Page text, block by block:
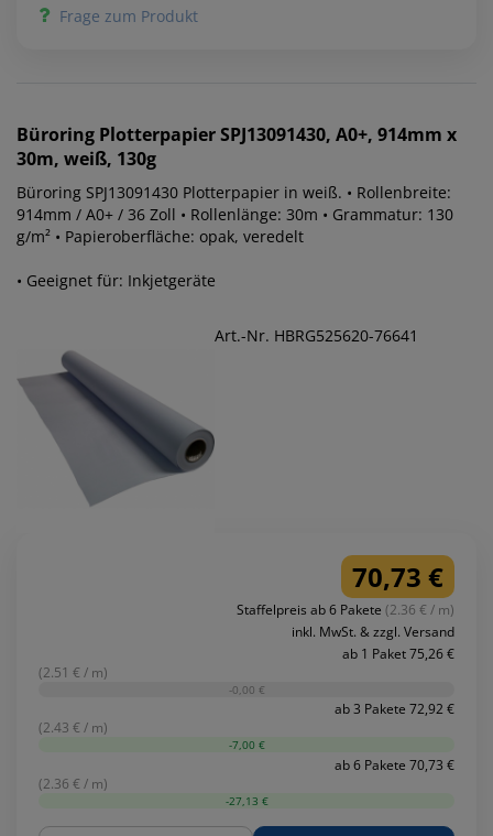
Frage zum Produkt
Büroring Plotterpapier SPJ13091430, A0+, 914mm x
30m, weiß, 130g
Büroring SPJ13091430 Plotterpapier in weiß. • Rollenbreite:
914mm / A0+ / 36 Zoll • Rollenlänge: 30m • Grammatur: 130
g/m² • Papieroberfläche: opak, veredelt
• Geeignet für: Inkjetgeräte
Art.-Nr. HBRG525620-76641
70,73 €
Staffelpreis ab 6 Pakete (2.36 € / m)
inkl. MwSt. & zzgl. Versand
ab 1 Paket 75,26 €
(2.51 € / m)
-0,00 €
ab 3 Pakete 72,92 €
(2.43 € / m)
-7,00 €
ab 6 Pakete 70,73 €
(2.36 € / m)
-27,13 €